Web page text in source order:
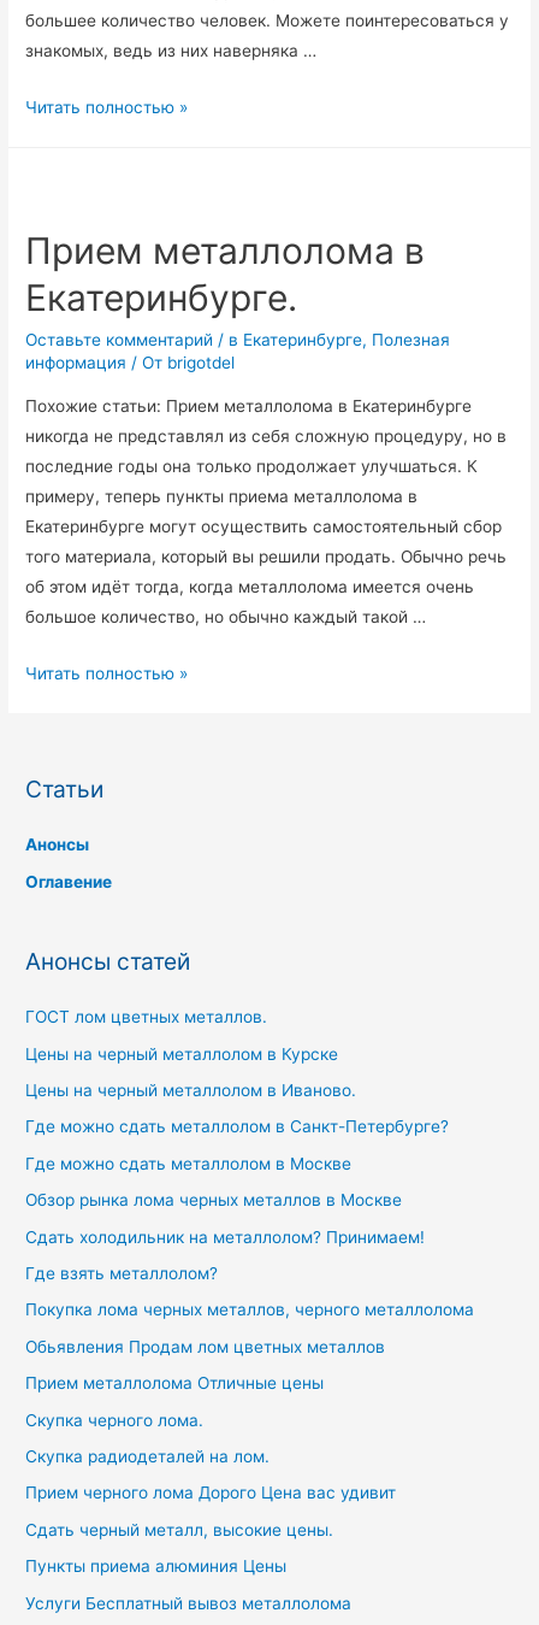
большее количество человек. Можете поинтересоваться у
знакомых, ведь из них наверняка …
Где
Екатеринбурге?
Читать полностью »
Прием металлолома в
Екатеринбурге.
Оставьте комментарий / в Екатеринбурге, Полезная
информация / От brigotdel
Похожие статьи: Прием металлолома в Екатеринбурге
никогда не представлял из себя сложную процедуру, но в
последние годы она только продолжает улучшаться. К
примеру, теперь пункты приема металлолома в
Екатеринбурге могут осуществить самостоятельный сбор
того материала, который вы решили продать. Обычно речь
об этом идёт тогда, когда металлолома имеется очень
большое количество, но обычно каждый такой …
Прием
Читать полностью »
Статьи
Анонсы
Оглавение
Анонсы статей
ГОСТ лом цветных металлов.
Цены на черный металлолом в Курске
Цены на черный металлолом в Иваново.
Где можно сдать металлолом в Санкт-Петербурге?
Где можно сдать металлолом в Москве
Обзор рынка лома черных металлов в Москве
Сдать холодильник на металлолом? Принимаем!
Где взять металлолом?
Покупка лома черных металлов, черного металлолома
Обьявления Продам лом цветных металлов
Прием металлолома Отличные цены
Скупка черного лома.
Скупка радиодеталей на лом.
Прием черного лома Дорого Цена вас удивит
Сдать черный металл, высокие цены.
Пункты приема алюминия Цены
Услуги Бесплатный вывоз металлолома